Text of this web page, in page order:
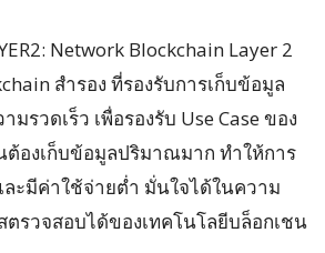
Network Blockchain Layer 2
สำรอง ที่รองรับการเก็บข้อมูล
รวดเร็ว เพื่อรองรับ Use Case ของ
ต้องเก็บข้อมูลปริมาณมาก ทำให้การ
ละมีค่าใช้จ่ายต่ำ มั่นใจได้ในความ
ตรวจสอบได้ของเทคโนโลยีบล็อกเชน